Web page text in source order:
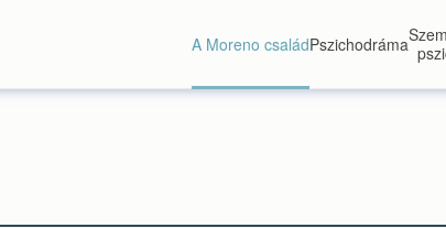
A Moreno családPszichodráma